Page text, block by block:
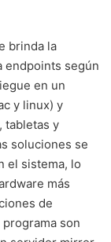
brinda la
endpoints según
en un
y linux) y
tabletas y
soluciones se
el sistema, lo
más
de
son